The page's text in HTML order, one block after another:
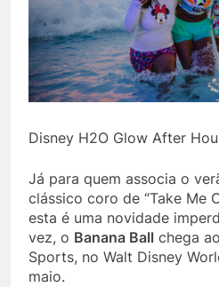
Disney H2O Glow After
Já para quem associa o
clássico coro de “Take Me
esta é uma novidade
vez, o Banana Ball chega
Sports, no Walt Disney
maio.